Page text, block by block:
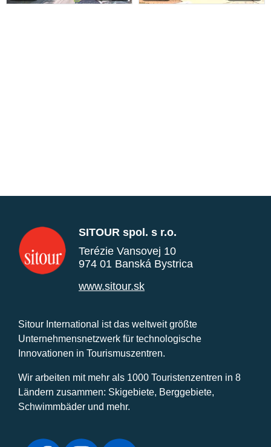
SITOUR spol. s r.o.
Terézie Vansovej 10
974 01 Banská Bystrica
www.sitour.sk
Sitour International ist das weltweit größte
Unternehmensnetzwerk für technologische
Innovationen in Tourismuszentren.
Wir arbeiten mit mehr als 1000 Touristenzentren in 8
Ländern zusammen: Skigebiete, Berggebiete,
Schwimmbäder und mehr.